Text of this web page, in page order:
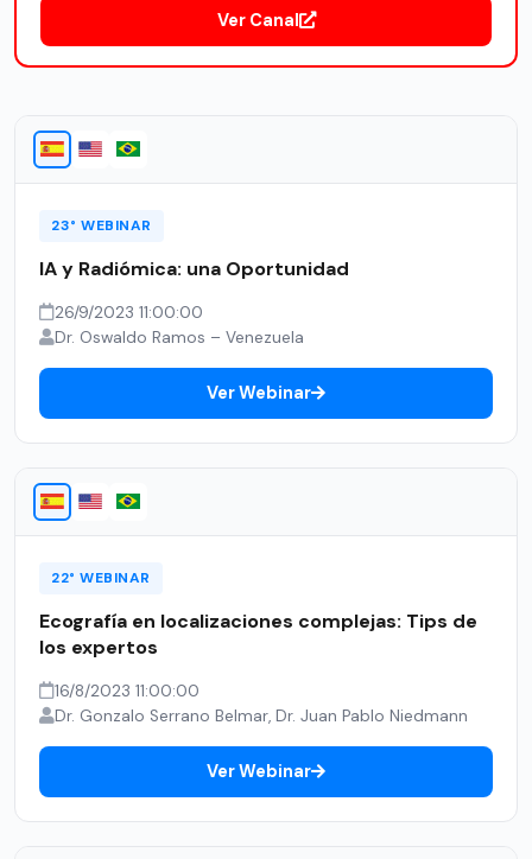
Ver Canal
23° WEBINAR
IA y Radiómica: una Oportunidad
26/9/2023 11:00:00
Dr. Oswaldo Ramos – Venezuela
Ver Webinar
22° WEBINAR
Ecografía en localizaciones complejas: Tips de
los expertos
16/8/2023 11:00:00
Dr. Gonzalo Serrano Belmar, Dr. Juan Pablo Niedmann
Ver Webinar